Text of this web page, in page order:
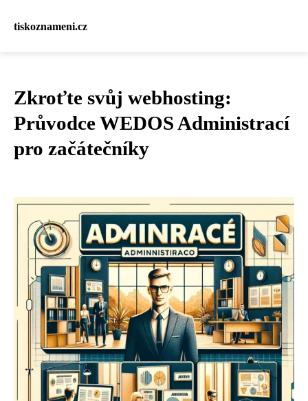
tiskoznameni.cz
Zkroťte svůj webhosting:
Průvodce WEDOS Administrací
pro začátečníky